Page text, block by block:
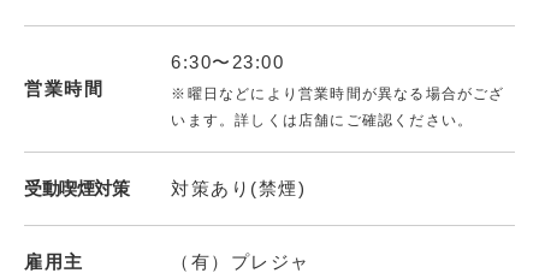
営業時間
6:30〜23:00
※曜日などにより営業時間が異なる場合がござ
います。詳しくは店舗にご確認ください。
受動喫煙対策 対策あり(禁煙)
雇用主 （有）プレジャ